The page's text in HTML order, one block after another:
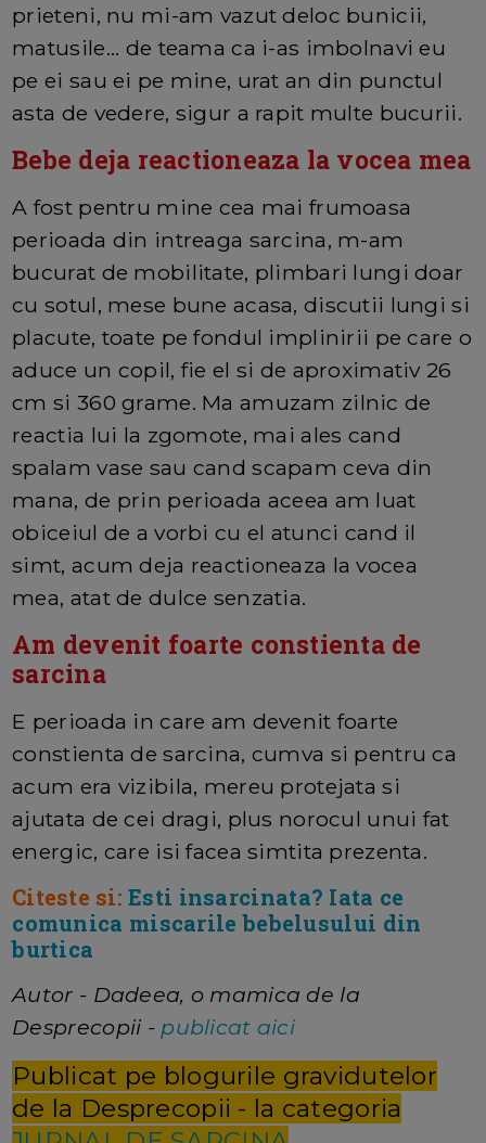
prieteni, nu mi-am vazut deloc bunicii,
matusile... de teama ca i-as imbolnavi eu
pe ei sau ei pe mine, urat an din punctul
asta de vedere, sigur a rapit multe bucurii.
Bebe deja reactioneaza la vocea mea
A fost pentru mine cea mai frumoasa
perioada din intreaga sarcina, m-am
bucurat de mobilitate, plimbari lungi doar
cu sotul, mese bune acasa, discutii lungi si
placute, toate pe fondul implinirii pe care o
aduce un copil, fie el si de aproximativ 26
cm si 360 grame. Ma amuzam zilnic de
reactia lui la zgomote, mai ales cand
spalam vase sau cand scapam ceva din
mana, de prin perioada aceea am luat
obiceiul de a vorbi cu el atunci cand il
simt, acum deja reactioneaza la vocea
mea, atat de dulce senzatia.
Am devenit foarte constienta de
sarcina
E perioada in care am devenit foarte
constienta de sarcina, cumva si pentru ca
acum era vizibila, mereu protejata si
ajutata de cei dragi, plus norocul unui fat
energic, care isi facea simtita prezenta.
Citeste si: Esti insarcinata? Iata ce
comunica miscarile bebelusului din
burtica
Autor - Dadeea, o mamica de la
Desprecopii - publicat aici
Publicat pe blogurile gravidutelor
de la Desprecopii - la categoria